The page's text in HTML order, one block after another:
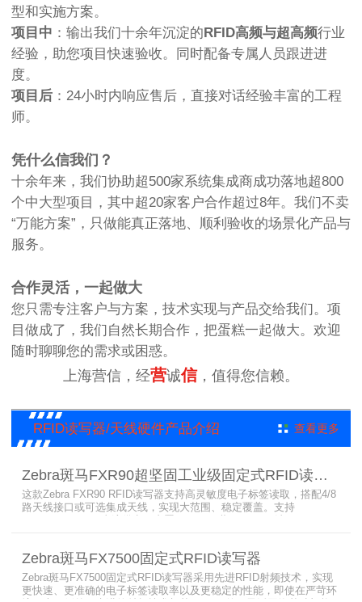
型和实施方案。
项目中 ：输出我们十余年沉淀的RFID高频与超高频行业
经验，助您项目快速验收。同时配备专属人员跟进进
度。
项目后 ：24小时内响应售后，直接对话经验丰富的工程
师。
凭什么信我们？
十余年来，我们协助超500家系统集成商成功落地超800
个中大型项目，其中超20家客户合作超过8年。我们不卖
“万能方案”，只做能真正落地、顺利验收的场景化产品与
服务。
合作灵活，一起做大
您只需专注客户与方案，技术实现与产品交给我们。项
目做成了，我们自然长期合作，把蛋糕一起做大。欢迎
随时聊聊您的需求或困惑。
上海营信，经营诚信，值得您信赖。
RFID读写器/天线硬件产品介绍 查看更多
Zebra斑马FXR90超坚固工业级固定式RFID读写器
这款Zebra FXR90 RFID读写器支持高灵敏度电子标签读取，搭配4/8
路天线接口或可选集成天线，实现大范围、稳定覆盖。支持
识别能力。
Zebra斑马FX7500固定式RFID读写器
Zebra斑马FX7500固定式RFID读写器采用先进RFID射频技术，实现
更快速、更准确的电子标签读取率以及更稳定的性能，即使在严苛环